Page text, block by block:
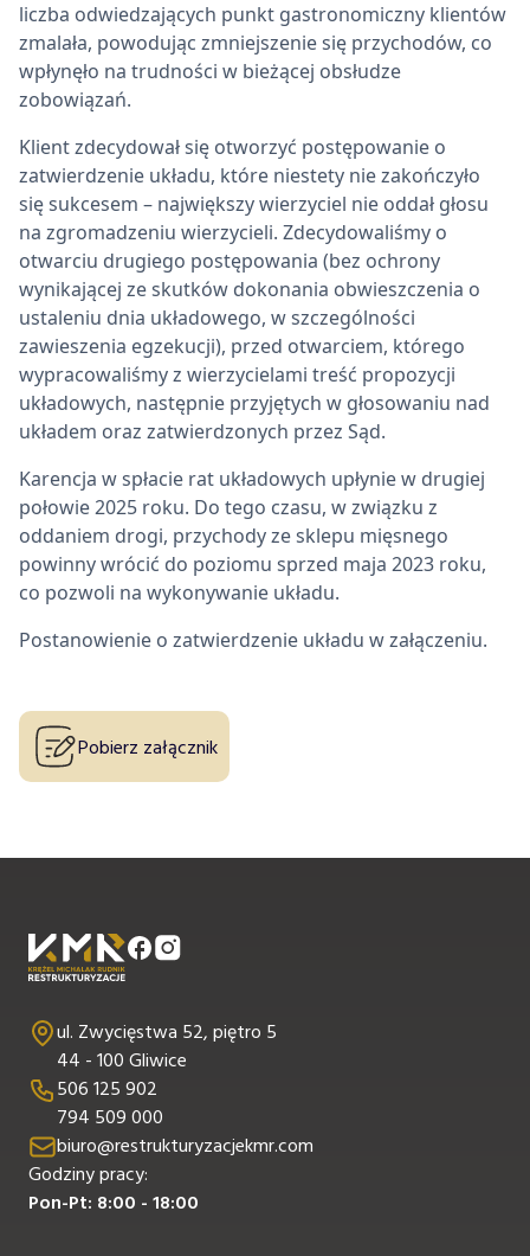
liczba odwiedzających punkt gastronomiczny klientów
zmalała, powodując zmniejszenie się przychodów, co
wpłynęło na trudności w bieżącej obsłudze
zobowiązań.
Klient zdecydował się otworzyć postępowanie o
zatwierdzenie układu, które niestety nie zakończyło
się sukcesem – największy wierzyciel nie oddał głosu
na zgromadzeniu wierzycieli. Zdecydowaliśmy o
otwarciu drugiego postępowania (bez ochrony
wynikającej ze skutków dokonania obwieszczenia o
ustaleniu dnia układowego, w szczególności
zawieszenia egzekucji), przed otwarciem, którego
wypracowaliśmy z wierzycielami treść propozycji
układowych, następnie przyjętych w głosowaniu nad
układem oraz zatwierdzonych przez Sąd.
Karencja w spłacie rat układowych upłynie w drugiej
połowie 2025 roku. Do tego czasu, w związku z
oddaniem drogi, przychody ze sklepu mięsnego
powinny wrócić do poziomu sprzed maja 2023 roku,
co pozwoli na wykonywanie układu.
Postanowienie o zatwierdzenie układu w załączeniu.
Pobierz załącznik
ul. Zwycięstwa 52, piętro 5
44 - 100 Gliwice
506 125 902
794 509 000
biuro@restrukturyzacjekmr.com
Godziny pracy:
Pon-Pt: 8:00 - 18:00